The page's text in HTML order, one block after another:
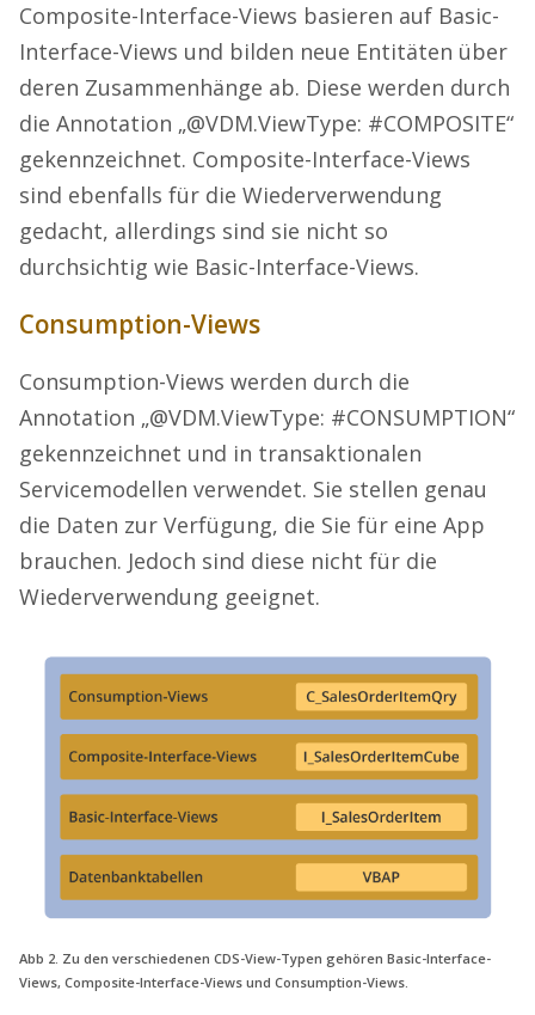
Composite-Interface-Views basieren auf Basic-
Interface-Views und bilden neue Entitäten über
deren Zusammenhänge ab. Diese werden durch
die Annotation „@VDM.ViewType: #COMPOSITE“
gekennzeichnet. Composite-Interface-Views
sind ebenfalls für die Wiederverwendung
gedacht, allerdings sind sie nicht so
durchsichtig wie Basic-Interface-Views.
Consumption-Views
Consumption-Views werden durch die
Annotation „@VDM.ViewType: #CONSUMPTION“
gekennzeichnet und in transaktionalen
Servicemodellen verwendet. Sie stellen genau
die Daten zur Verfügung, die Sie für eine App
brauchen. Jedoch sind diese nicht für die
Wiederverwendung geeignet.
Abb 2. Zu den verschiedenen CDS-View-Typen gehören Basic-Interface-
Views, Composite-Interface-Views und Consumption-Views.